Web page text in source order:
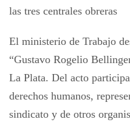
las tres centrales obreras
El ministerio de Trabajo
“Gustavo Rogelio
La Plata. Del acto
derechos humanos,
sindicato y de otros